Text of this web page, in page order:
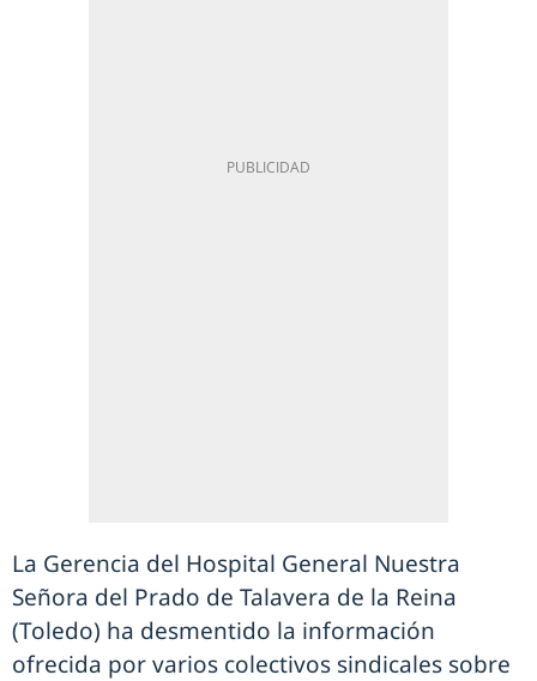
La Gerencia del Hospital General Nuestra
Señora del Prado de Talavera de la Reina
(Toledo) ha desmentido la información
ofrecida por varios colectivos sindicales sobre